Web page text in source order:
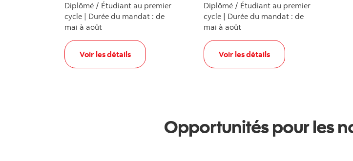
Diplômé / Étudiant au premier
cycle | Durée du mandat : de
mai à août
Voir les détails
, Stage en alternance en banque d'investissement
Diplômé / Étudiant au premier
cycle | Durée du mandat : de
mai à août
Voir les détails
, Stage en vente et commercialisation
Opportunités pour les